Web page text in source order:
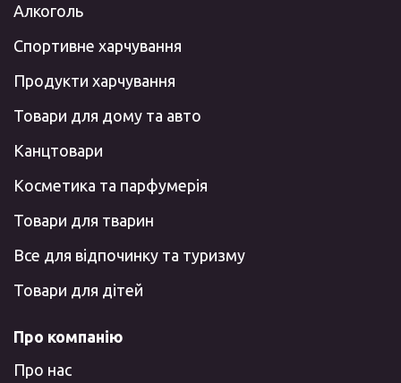
Алкоголь
Спортивне харчування
Продукти харчування
Товари для дому та авто
Канцтовари
Косметика та парфумерія
Товари для тварин
Все для відпочинку та туризму
Товари для дітей
Про компанію
Про нас